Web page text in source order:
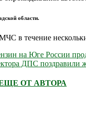
области.
в течение
на Юге России
ДПС поздравили
ОТ АВТОРА